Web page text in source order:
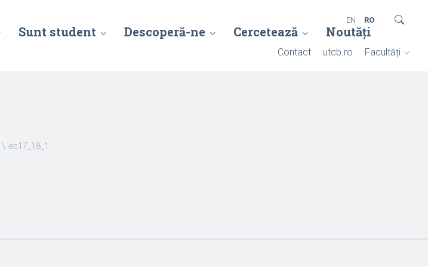
Sunt student Descoperă-ne Cercetează Noutăți
Contact utcb.ro Facultăți
EN RO
\ iec17_18_1